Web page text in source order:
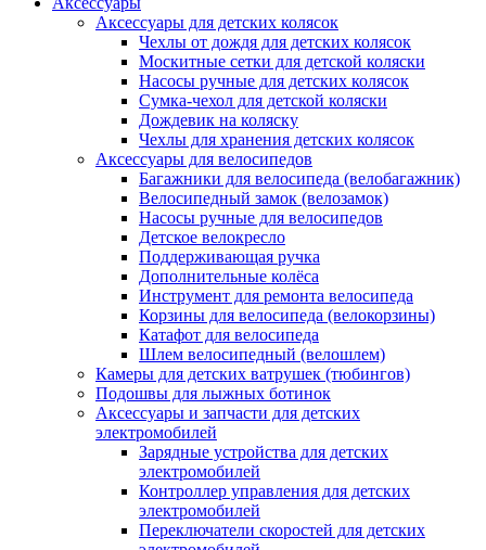
Аксессуары для детских колясок
Чехлы от дождя для детских колясок
Москитные сетки для детской коляски
Насосы ручные для детских колясок
Сумка-чехол для детской коляски
Дождевик на коляску
Чехлы для хранения детских колясок
Аксессуары для велосипедов
Багажники для велосипеда (велобагажник)
Велосипедный замок (велозамок)
Насосы ручные для велосипедов
Детское велокресло
Поддерживающая ручка
Дополнительные колёса
Инструмент для ремонта велосипеда
Корзины для велосипеда (велокорзины)
Катафот для велосипеда
Шлем велосипедный (велошлем)
Камеры для детских ватрушек (тюбингов)
Подошвы для лыжных ботинок
Аксессуары и запчасти для детских
электромобилей
Зарядные устройства для детских
электромобилей
Контроллер управления для детских
электромобилей
Переключатели скоростей для детских